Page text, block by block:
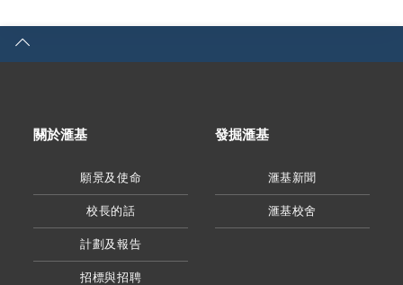
關於滙基
願景及使命
校長的話
計劃及報告
招標與招聘
發掘滙基
滙基新聞
滙基校舍